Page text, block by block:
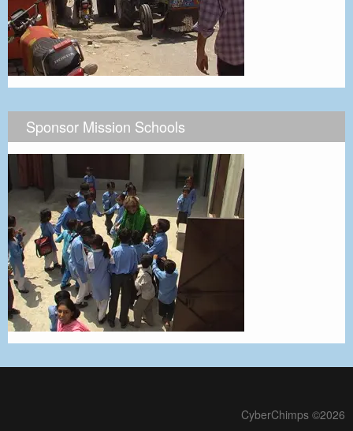
Sponsor Mission Schools
CyberChimps ©2026